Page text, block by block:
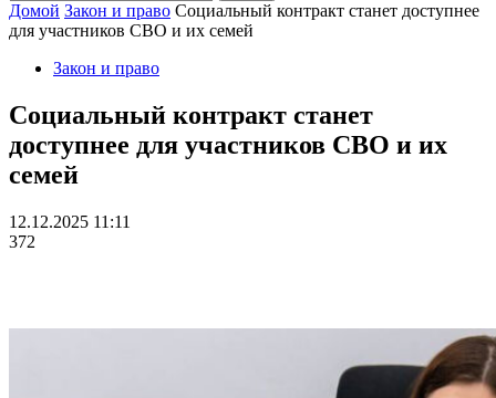
Домой Закон и право Социальный контракт станет доступнее
для участников СВО и их семей
Закон и право
Социальный контракт станет
доступнее для участников СВО и их
семей
12.12.2025 11:11
372